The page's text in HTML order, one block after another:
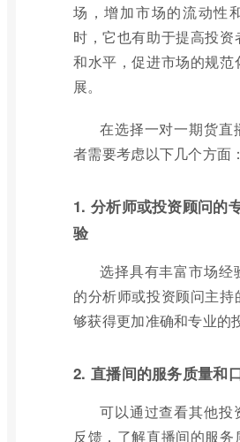
场，增加市场的流动性
时，它也有助于提高投资
和水平，促进市场的规范
展。
在选择一对一期货直
者需要考虑以下几个方面：
1. 分析师或投资顾问的
验
选择具有丰富市场经
的分析师或投资顾问主持
够获得更加准确和专业的
2. 直播间的服务质量和
可以通过查看其他投
反馈，了解直播间的服